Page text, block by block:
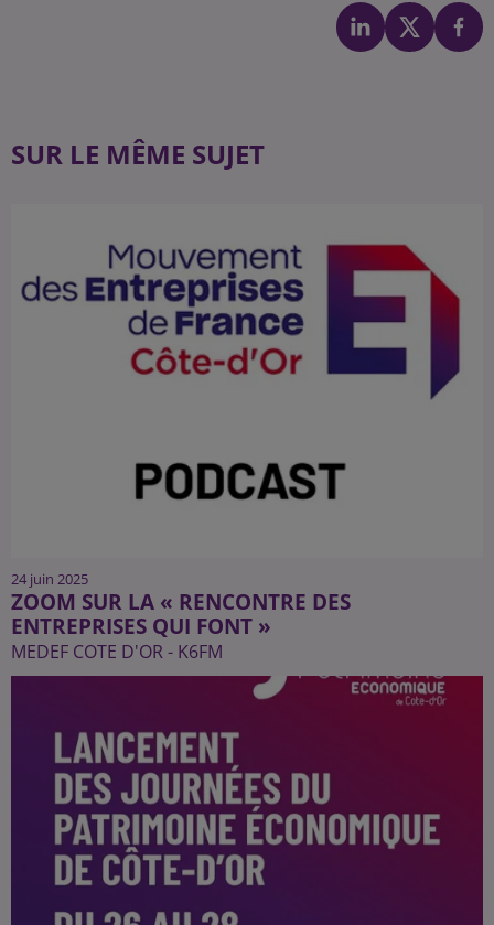
SUR LE MÊME SUJET
24 juin 2025
ZOOM SUR LA « RENCONTRE DES
ENTREPRISES QUI FONT »
MEDEF COTE D'OR - K6FM